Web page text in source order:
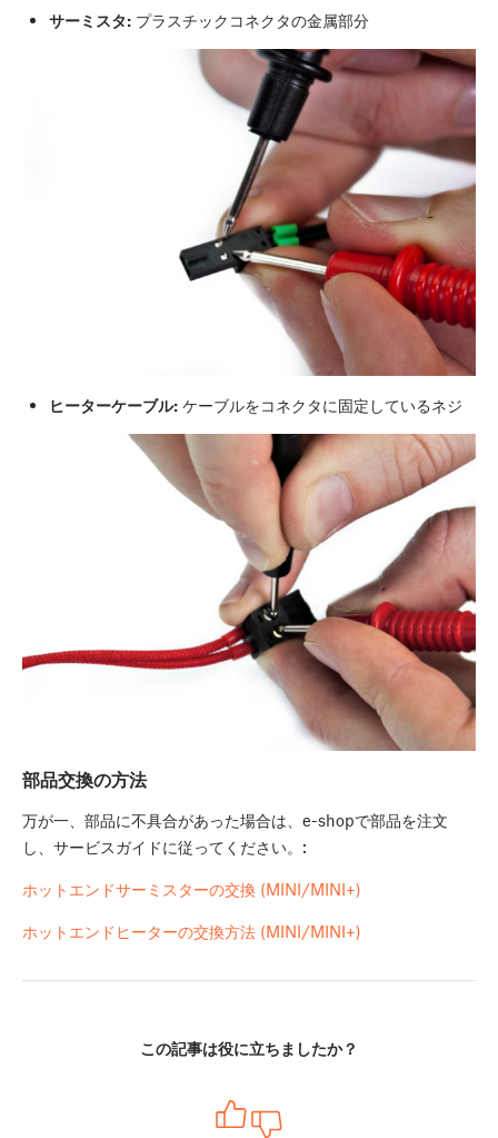
サーミスタ:プラスチックコネクタの金属部分
ヒーターケーブル:ケーブルをコネクタに固定しているネジ
部品交換の方法
万が一、部品に不具合があった場合は、e-shopで部品を注文
し、サービスガイドに従ってください。:
ホットエンドサーミスターの交換 (MINI/MINI+)
ホットエンドヒーターの交換方法 (MINI/MINI+)
この記事は役に立ちましたか？